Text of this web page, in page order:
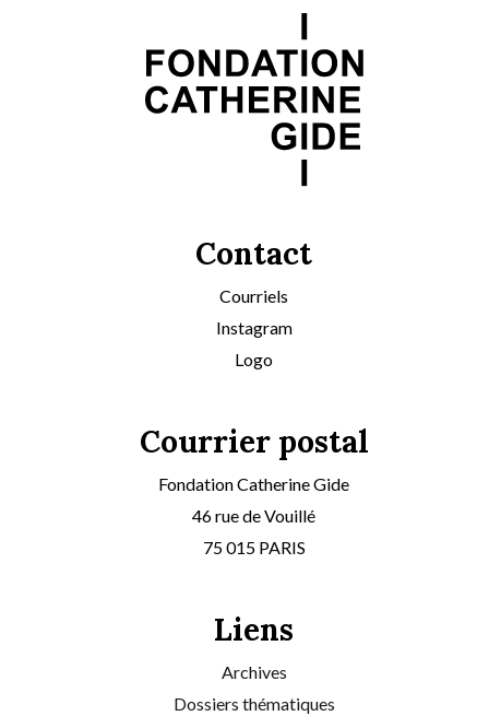
Contact
Courriels
Instagram
Logo
Courrier postal
Fondation Catherine Gide
46 rue de Vouillé
75 015 PARIS
Liens
Archives
Dossiers thématiques